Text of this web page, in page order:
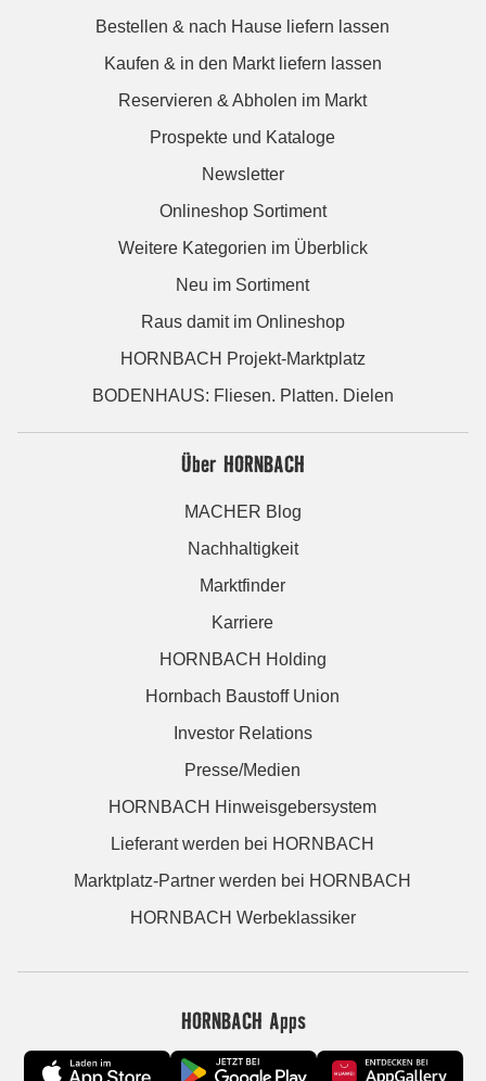
Bestellen & nach Hause liefern lassen
Kaufen & in den Markt liefern lassen
Reservieren & Abholen im Markt
Prospekte und Kataloge
Newsletter
Onlineshop Sortiment
Weitere Kategorien im Überblick
Neu im Sortiment
Raus damit im Onlineshop
HORNBACH Projekt-Marktplatz
BODENHAUS: Fliesen. Platten. Dielen
Über HORNBACH
MACHER Blog
Nachhaltigkeit
Marktfinder
Karriere
HORNBACH Holding
Hornbach Baustoff Union
Investor Relations
Presse/Medien
HORNBACH Hinweisgebersystem
Lieferant werden bei HORNBACH
Marktplatz-Partner werden bei HORNBACH
HORNBACH Werbeklassiker
HORNBACH Apps